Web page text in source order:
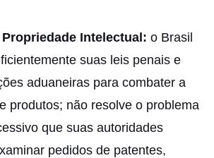
Intelectual: o Brasil
suas leis penais e
aduaneiras para combater a
produtos; não resolve o problema
que suas autoridades
pedidos de patentes,